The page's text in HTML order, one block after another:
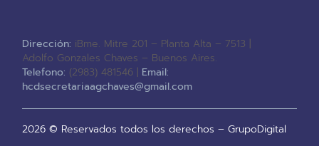
Dirección: iBme. Mitre 201 – Planta Alta – 7513 |
Adolfo Gonzales Chaves – Buenos Aires.
Telefono: (2983) 481546 | Email:
hcdsecretariaagchaves@gmail.com
2026 © Reservados todos los derechos – GrupoDigital